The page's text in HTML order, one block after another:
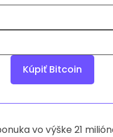
Kúpiť Bitcoin
vo výške 21